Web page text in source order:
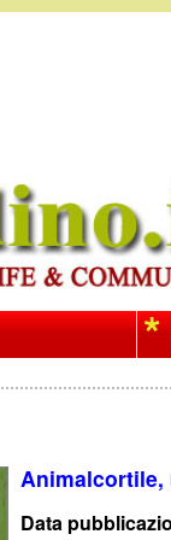
Animalcortile,
Data